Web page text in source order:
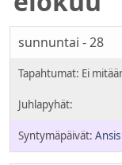
sunnuntai - 28
Ansis